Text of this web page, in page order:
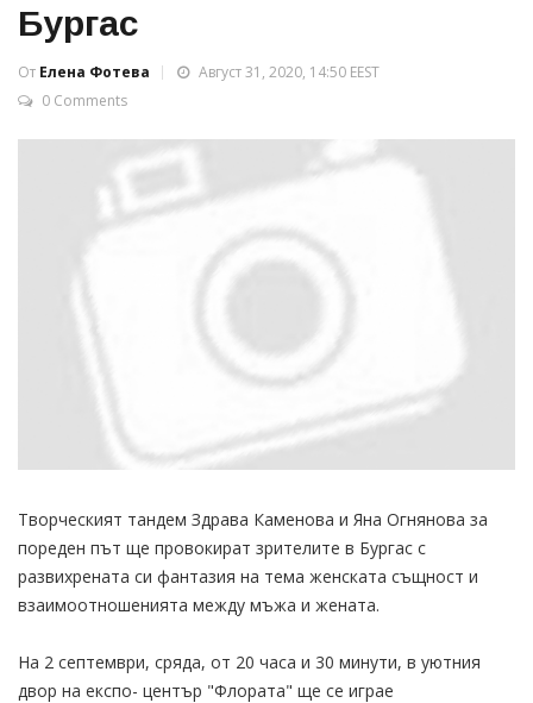
Бургас
От Елена Фотева
Август 31, 2020, 14:50 EEST
0 Comments
Творческият тандем Здрава Каменова и Яна Огнянова за
пореден път ще провокират зрителите в Бургас с
развихрената си фантазия на тема женската същност и
взаимоотношенията между мъжа и жената.
На 2 септември, сряда, от 20 часа и 30 минути, в уютния
двор на експо- център "Флората" ще се играе